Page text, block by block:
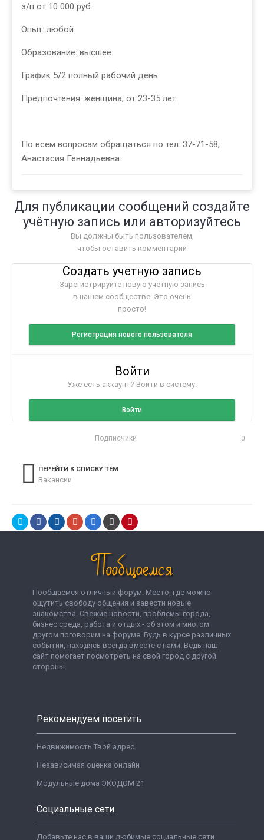
з/п от 10 000 руб.
Опыт: любой
Образование: высшее
График 5/2 полный рабочий день
Предпочтения: женщина, от 23-35 лет.
По всем вопросам обращаться по тел: 37-71-58,
Анастасия Геннадьевна.
Для публикации сообщений создайте
учётную запись или авторизуйтесь
Вы должны быть пользователем,
чтобы оставить комментарий
Создать учетную запись
Зарегистрируйте новую учётную запись
в нашем сообществе. Это очень
просто!
Регистрация нового пользователя
Войти
Уже есть аккаунт? Войти в систему.
Войти
Подписчики 0
ПЕРЕЙТИ К СПИСКУ ТЕМ
Вакансии
Пообщаемся отличный форум. Место, где можно
ощутить свободу общения и завести новые
знакомства. Свежие новости, проблемы города,
бизнес среда, работа и отдых - об этом и многом
другом поговорим на форуме. Будь в курсе различных
событий, находясь всегда вместе с нами. Ведь наш
сайт помогает посмотреть на свой город с другой
стороны.
Рекомендуем посетить
Недвижимость Твой адрес
Независимая оценка онлайн
Модульные дома ЭКОДОМ 21
Социальные сети
Добавьте нас в ваши любимые социальные сети